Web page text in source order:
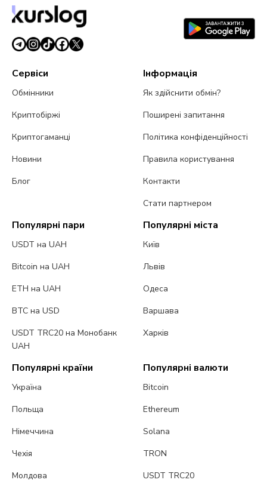
Сервіси
Обмінники
Криптобіржі
Криптогаманці
Новини
Блог
Інформація
Як здійснити обмін?
Поширені запитання
Політика конфіденційності
Правила користування
Контакти
Стати партнером
Популярні пари
USDT на UAH
Bitcoin на UAH
ETH на UAH
BTC на USD
USDT TRC20 на Монобанк
UAH
Популярні міста
Київ
Львів
Одеса
Варшава
Харків
Популярні країни
Україна
Польща
Німеччина
Чехія
Молдова
Популярні валюти
Bitcoin
Ethereum
Solana
TRON
USDT TRC20